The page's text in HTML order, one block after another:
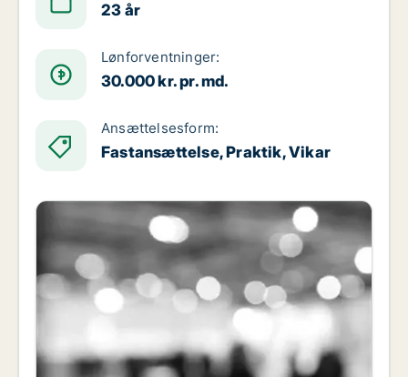
23 år
Lønforventninger:
30.000 kr. pr. md.
Ansættelsesform:
Fastansættelse, Praktik, Vikar